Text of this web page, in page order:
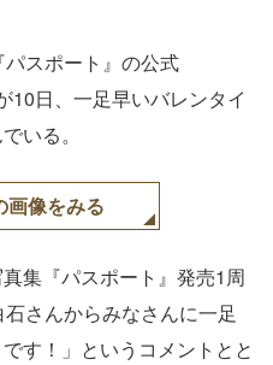
パスポート』の公式
10日、一足早いバレンタイ
いる。
画像をみる
集『パスポート』発売1周
さんからみなさんに一足
す！」というコメントとと